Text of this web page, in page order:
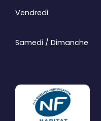
Vendredi
Samedi / Dimanche